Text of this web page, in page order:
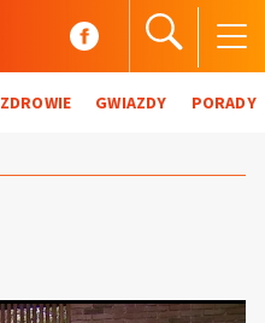
ZDROWIE GWIAZDY PORADY